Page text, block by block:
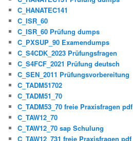
C_HANATEC141
C_ISR_60
C_ISR_60 Prüfung dumps
C_PXSUP_90 Examendumps
C_S4CDK_2023 Prüfungsfragen
C_S4FCF_2021 Prüfung deutsch
C_SEN_2011 Prüfungsvorbereitung
C_TADM51702
C_TADM51_70
C_TADM53_70 freie Praxisfragen pdf
C_TAW12_70
C_TAW12_70 sap Schulung
C_TAW12_731 freie Praxisfragen pdf